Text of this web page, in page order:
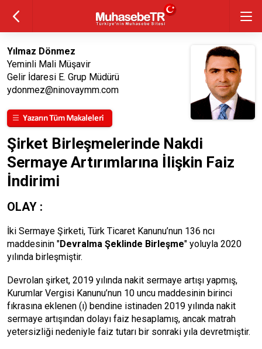
Yılmaz Dönmez
Yeminli Mali Müşavir
Gelir İdaresi E. Grup Müdürü
ydonmez@ninovaymm.com
Şirket Birleşmelerinde Nakdi
Sermaye Artırımlarına İlişkin Faiz
İndirimi
OLAY :
İki Sermaye Şirketi, Türk Ticaret Kanunu’nun 136 ncı
maddesinin "Devralma Şeklinde Birleşme" yoluyla 2020
yılında birleşmiştir.
Devrolan şirket, 2019 yılında nakit sermaye artışı yapmış,
Kurumlar Vergisi Kanunu’nun 10 uncu maddesinin birinci
fıkrasına eklenen (ı) bendine istinaden 2019 yılında nakit
sermaye artışından dolayı faiz hesaplamış, ancak matrah
yetersizliği nedeniyle faiz tutarı bir sonraki yıla devretmiştir.